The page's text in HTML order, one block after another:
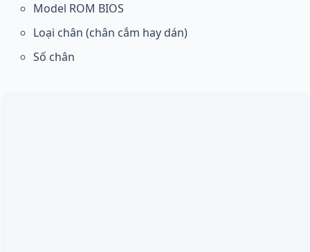
Model ROM BIOS
Loại chân (chân cắm hay dán)
Số chân